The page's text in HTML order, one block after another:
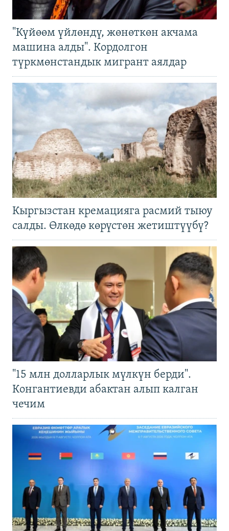
"Күйөөм үйлөндү, жөнөткөн акчама
машина алды". Кордолгон
түркмөнстандык мигрант аялдар
Кыргызстан кремацияга расмий тыюу
салды. Өлкөдө көрүстөн жетиштүүбү?
"15 млн долларлык мүлкүн берди".
Конгантиевди абактан алып калган
чечим